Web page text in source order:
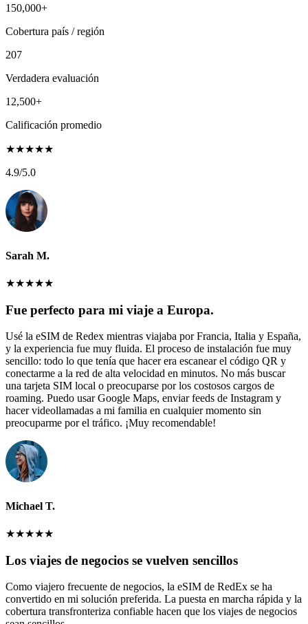
150,000+
Cobertura país / región
207
Verdadera evaluación
12,500+
Calificación promedio
★★★★★
4.9/5.0
Sarah M.
★★★★★
Fue perfecto para mi viaje a Europa.
Usé la eSIM de Redex mientras viajaba por Francia, Italia y España,
y la experiencia fue muy fluida. El proceso de instalación fue muy
sencillo: todo lo que tenía que hacer era escanear el código QR y
conectarme a la red de alta velocidad en minutos. No más buscar
una tarjeta SIM local o preocuparse por los costosos cargos de
roaming. Puedo usar Google Maps, enviar feeds de Instagram y
hacer videollamadas a mi familia en cualquier momento sin
preocuparme por el tráfico. ¡Muy recomendable!
Michael T.
★★★★★
Los viajes de negocios se vuelven sencillos
Como viajero frecuente de negocios, la eSIM de RedEx se ha
convertido en mi solución preferida. La puesta en marcha rápida y la
cobertura transfronteriza confiable hacen que los viajes de negocios